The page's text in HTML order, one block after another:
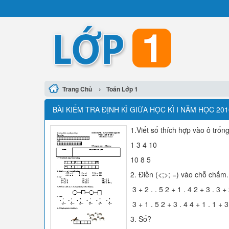
Trang Chủ › Toán Lớp 1
BÀI KIỂM TRA ĐỊNH KÌ GIỮA HỌC KÌ I NĂM HỌC
1.Viết số thích hợp vào ô
1 3 4 10
10 8 5
2. Điền (<;>; =) vào chỗ chấm.
3 + 2 . . 5 2 + 1 . 4 2 + 3 . 3 +
3 + 1 . 5 2 + 3 . 4 4 + 1 . 1 + 3
3. Số?